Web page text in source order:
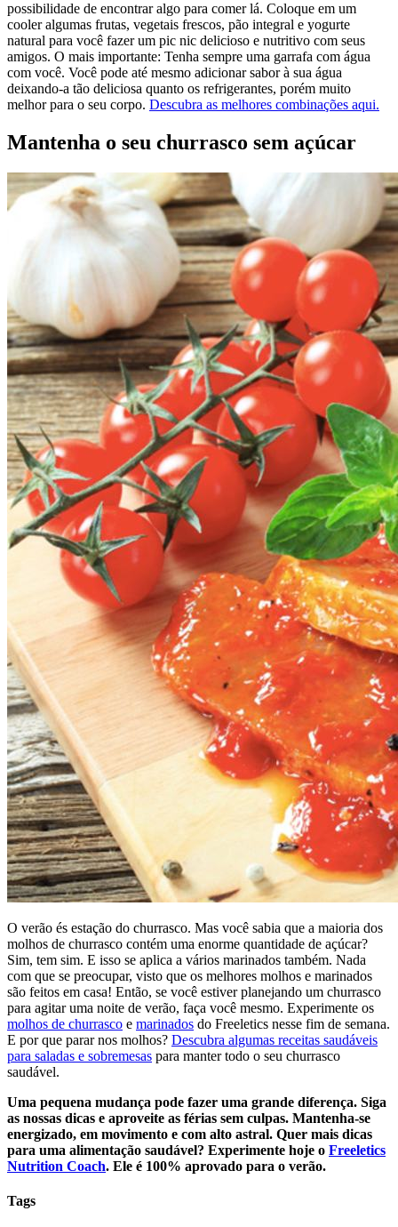
possibilidade de encontrar algo para comer lá. Coloque em um
cooler algumas frutas, vegetais frescos, pão integral e yogurte
natural para você fazer um pic nic delicioso e nutritivo com seus
amigos. O mais importante: Tenha sempre uma garrafa com água
com você. Você pode até mesmo adicionar sabor à sua água
deixando-a tão deliciosa quanto os refrigerantes, porém muito
melhor para o seu corpo. Descubra as melhores combinações aqui.
Mantenha o seu churrasco sem açúcar
O verão és estação do churrasco. Mas você sabia que a maioria dos
molhos de churrasco contém uma enorme quantidade de açúcar?
Sim, tem sim. E isso se aplica a vários marinados também. Nada
com que se preocupar, visto que os melhores molhos e marinados
são feitos em casa! Então, se você estiver planejando um churrasco
para agitar uma noite de verão, faça você mesmo. Experimente os
molhos de churrasco e marinados do Freeletics nesse fim de semana.
E por que parar nos molhos? Descubra algumas receitas saudáveis
para saladas e sobremesas para manter todo o seu churrasco
saudável.
Uma pequena mudança pode fazer uma grande diferença. Siga
as nossas dicas e aproveite as férias sem culpas. Mantenha-se
energizado, em movimento e com alto astral. Quer mais dicas
para uma alimentação saudável? Experimente hoje o Freeletics
Nutrition Coach. Ele é 100% aprovado para o verão.
Tags